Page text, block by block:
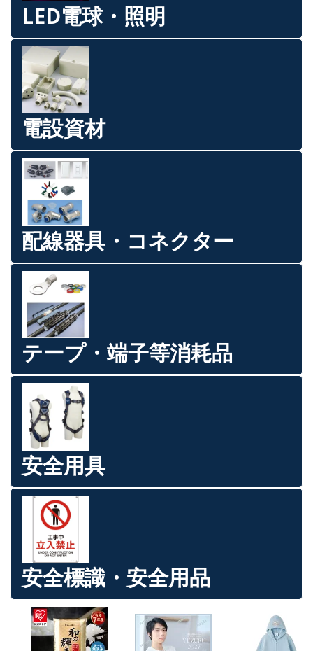
LED電球・照明
電設資材
配線器具・コネクター
テープ・端子等消耗品
安全用具
安全標識・安全用品